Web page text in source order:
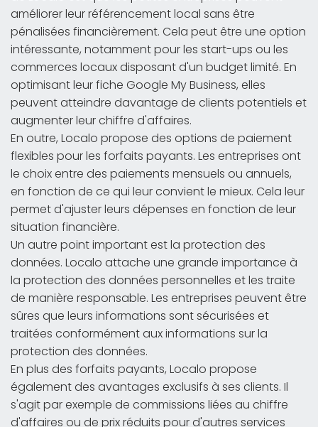
améliorer leur référencement local sans être
pénalisées financièrement. Cela peut être une option
intéressante, notamment pour les start-ups ou les
commerces locaux disposant d'un budget limité. En
optimisant leur fiche Google My Business, elles
peuvent atteindre davantage de clients potentiels et
augmenter leur chiffre d'affaires.
En outre, Localo propose des options de paiement
flexibles pour les forfaits payants. Les entreprises ont
le choix entre des paiements mensuels ou annuels,
en fonction de ce qui leur convient le mieux. Cela leur
permet d'ajuster leurs dépenses en fonction de leur
situation financière.
Un autre point important est la protection des
données. Localo attache une grande importance à
la protection des données personnelles et les traite
de manière responsable. Les entreprises peuvent être
sûres que leurs informations sont sécurisées et
traitées conformément aux informations sur la
protection des données.
En plus des forfaits payants, Localo propose
également des avantages exclusifs à ses clients. Il
s'agit par exemple de commissions liées au chiffre
d'affaires ou de prix réduits pour d'autres services